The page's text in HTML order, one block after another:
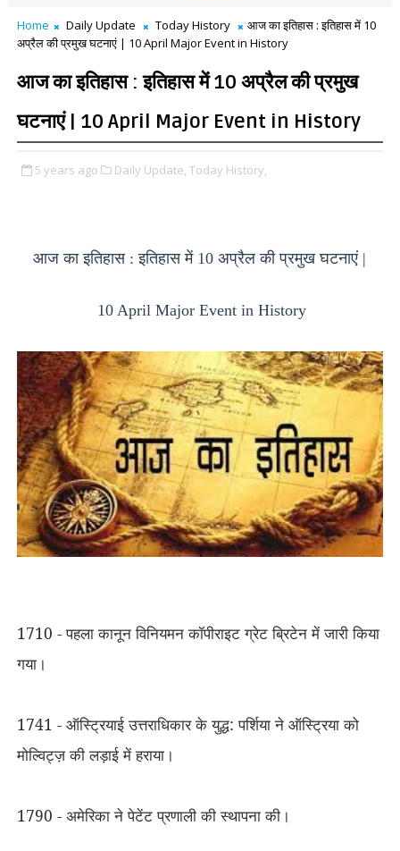
Home Daily Update Today History
आज का इतिहास : इतिहास में 10
अप्रैल की प्रमुख घटनाएं | 10 April Major Event in History
आज का इतिहास : इतिहास में 10 अप्रैल की प्रमुख
घटनाएं | 10 April Major Event in History
5 years ago Daily Update, Today History,
आज का इतिहास : इतिहास में 10 अप्रैल की प्रमुख घटनाएं |
10 April Major Event in History
1710 - पहला कानून विनियमन कॉपीराइट ग्रेट ब्रिटेन में जारी किया
गया।
1741 - ऑस्ट्रियाई उत्तराधिकार के युद्ध: पर्शिया ने ऑस्ट्रिया को
मोल्विट्ज़ की लड़ाई में हराया।
1790 - अमेरिका ने पेटेंट प्रणाली की स्थापना की।